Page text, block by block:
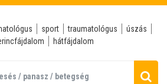
sport traumatológus
úszás
hátfájdalom